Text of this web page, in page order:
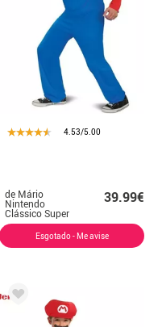
4.53/5.00
de Mário
Nintendo
Clássico Super
Mario Brothers
Masculino
39.99€
Esgotado - Me avise